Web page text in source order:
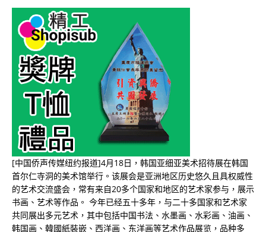
[中国侨声传媒纽约报道]4月18日，韩国亚细亚美术招待展在韩国
首尔仁寺洞的美术馆举行。该展会是亚洲地区历史悠久且具权威性
的艺术交流盛会，常有来自20多个国家和地区的艺术家参与，展示
书画、艺术等作品。 今年已经五十多年，与二十多国家和艺术家
共同展出多元艺术，其中包括中国书法、水墨画、水彩画、油画、
韩国画、韓國紙裝嵌、西洋画、东洋画等艺术作品展览，品种多